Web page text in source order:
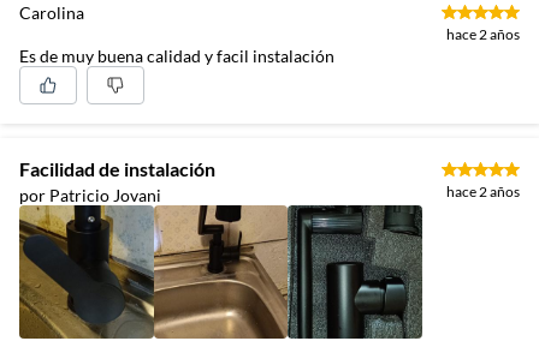
Carolina
hace 2 años
Es de muy buena calidad y facil instalación
Facilidad de instalación
por Patricio Jovani hace 2 años